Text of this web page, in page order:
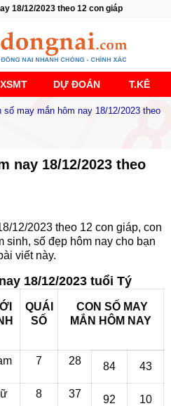
18/12/2023 theo 12 con giáp
XSMT DỰ ĐOÁN T.KÊ
số may mắn hôm nay 18/12/2023 theo
nay 18/12/2023 theo
12/2023 theo 12 con giáp, con
sinh, số đẹp hôm nay cho bạn
viết này.
18/12/2023 tuổi Tý
QUÁI
SỐ
CON SỐ MAY
MẮN HÔM NAY
7 28 84 43
8 37 92 10